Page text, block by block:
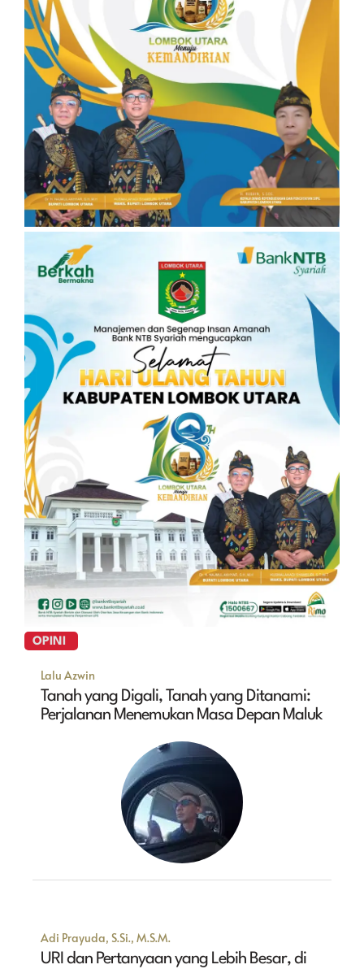
OPINI
Lalu Azwin
Tanah yang Digali, Tanah yang Ditanami:
Perjalanan Menemukan Masa Depan Maluk
Adi Prayuda, S.Si., M.S.M.
URI dan Pertanyaan yang Lebih Besar, di